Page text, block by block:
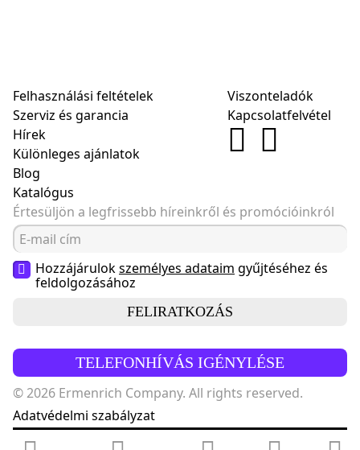
Felhasználási feltételek
Szerviz és garancia
Hírek
Különleges ajánlatok
Blog
Katalógus
Viszonteladók
Kapcsolatfelvétel
Értesüljön a legfrissebb híreinkről és promócióinkról
Hozzájárulokszemélyes adataim gyűjtéséhez és
feldolgozásához
FELIRATKOZÁS
TELEFONHÍVÁS IGÉNYLÉSE
© 2026 Ermenrich Company. All rights reserved.
Adatvédelmi szabályzat